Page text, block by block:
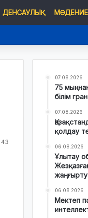
ДЕНСАУЛЫҚ
43
07.08.2026
75
білім
07.08.2026
қолдау
06.08.2026
Ұлытау
06.08.2026
Мектеп